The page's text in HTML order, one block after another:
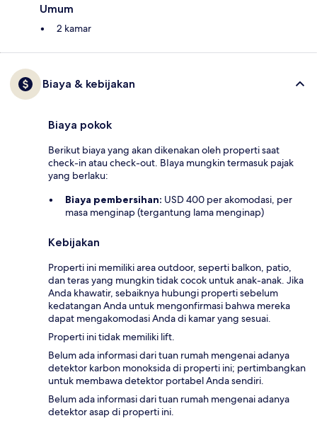
Umum
2 kamar
Biaya & kebijakan
Biaya pokok
Berikut biaya yang akan dikenakan oleh properti saat
check-in atau check-out. BIaya mungkin termasuk pajak
yang berlaku:
Biaya pembersihan: USD 400 per akomodasi, per
masa menginap (tergantung lama menginap)
Kebijakan
Properti ini memiliki area outdoor, seperti balkon, patio,
dan teras yang mungkin tidak cocok untuk anak-anak. Jika
Anda khawatir, sebaiknya hubungi properti sebelum
kedatangan Anda untuk mengonfirmasi bahwa mereka
dapat mengakomodasi Anda di kamar yang sesuai.
Properti ini tidak memiliki lift.
Belum ada informasi dari tuan rumah mengenai adanya
detektor karbon monoksida di properti ini; pertimbangkan
untuk membawa detektor portabel Anda sendiri.
Belum ada informasi dari tuan rumah mengenai adanya
detektor asap di properti ini.